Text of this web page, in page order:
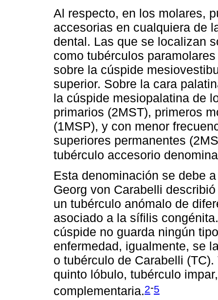
Al respecto, en los molares,
accesorias en cualquiera de
dental. Las que se localizan
como tubérculos
sobre la cúspide
superior. Sobre la cara
la cúspide mesiopalatina de
primarios (2MST), primeros
(1MSP), y con menor
superiores permanentes
tubérculo accesorio
Esta denominación se debe
Georg von Carabelli
un tubérculo anómalo de
asociado a la sífilis
cúspide no guarda ningún
enfermedad, igualmente, se
o tubérculo de Carabelli
quinto lóbulo, tubérculo
complementaria.2-5